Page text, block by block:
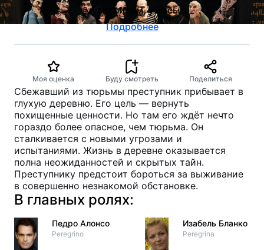
мультфильм, ужасы
Подробнее
Моя оценка Буду смотреть Поделиться
Сбежавший из тюрьмы преступник прибывает в
глухую деревню. Его цель — вернуть
похищенные ценности. Но там его ждёт нечто
гораздо более опасное, чем тюрьма. Он
сталкивается с новыми угрозами и
испытаниями. Жизнь в деревне оказывается
полна неожиданностей и скрытых тайн.
Преступнику предстоит бороться за выживание
в совершенно незнакомой обстановке.
В главных ролях:
Педро Алонсо
Peregrino
Изабель Бланко
Peregrina